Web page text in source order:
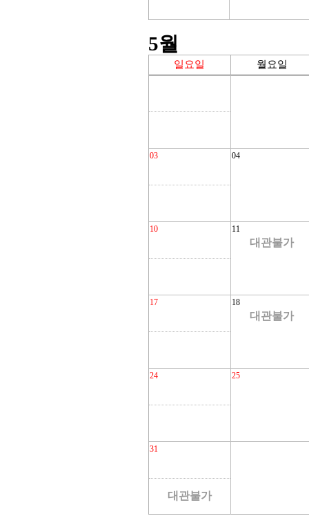
5월
일요일 월요일
03 04
10 11
대관불가
17 18
대관불가
24 25
31
대관불가